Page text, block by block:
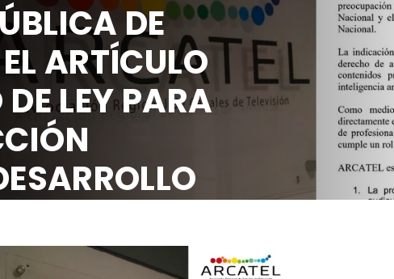
DE
ARTÍCULO
LEY PARA